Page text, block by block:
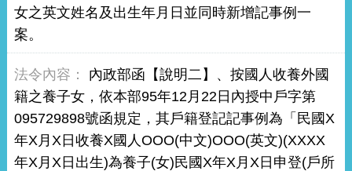
女之英文姓名及出生年月日並同時新增記事例一
案。
內政部函【說明二】、按國人收養外國
籍之養子女，依本部95年12月22日內授中戶字第
095729898號函規定，其戶籍登記記事例為「民國X
年X月X日收養X國人OOO(中文)OOO(英文)(XXXX
年X月X日出生)為養子(女)民國X年X月X日申登(戶所